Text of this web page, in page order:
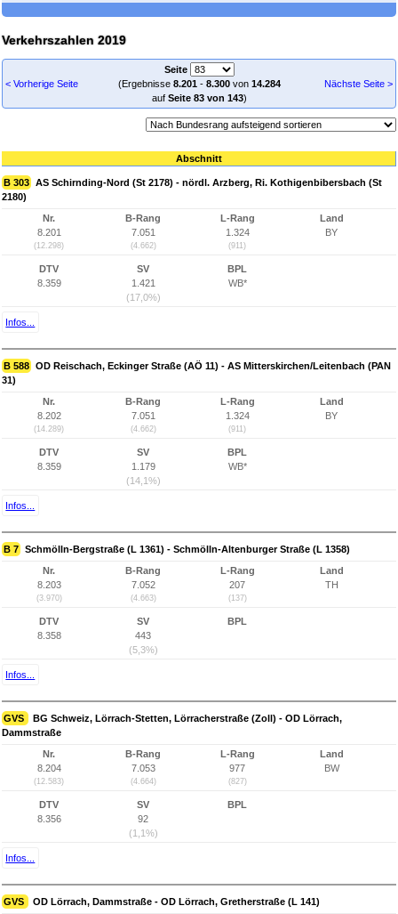
Verkehrszahlen 2019
< Vorherige Seite
Seite
(Ergebnisse 8.201- 8.300von 14.284
auf Seite 83 von 143)
Nächste Seite >
Abschnitt
B 303 AS Schirnding-Nord (St 2178) - nördl. Arzberg, Ri. Kothigenbibersbach (St
2180)
Nr.
8.201
(12.298)
B-Rang
7.051
(4.662)
L-Rang
1.324
(911)
Land
BY
DTV
8.359
SV
1.421
(17,0%)
BPL
WB*
Infos...
B 588 OD Reischach, Eckinger Straße (AÖ 11) - AS Mitterskirchen/Leitenbach (PAN
31)
Nr.
8.202
(14.289)
B-Rang
7.051
(4.662)
L-Rang
1.324
(911)
Land
BY
DTV
8.359
SV
1.179
(14,1%)
BPL
WB*
Infos...
B 7 Schmölln-Bergstraße (L 1361) - Schmölln-Altenburger Straße (L 1358)
Nr.
8.203
(3.970)
B-Rang
7.052
(4.663)
L-Rang
207
(137)
Land
TH
DTV
8.358
SV
443
(5,3%)
BPL
Infos...
GVS
BG Schweiz, Lörrach-Stetten, Lörracherstraße (Zoll) - OD Lörrach,
Dammstraße
Nr.
8.204
(12.583)
B-Rang
7.053
(4.664)
L-Rang
977
(827)
Land
BW
DTV
8.356
SV
92
(1,1%)
BPL
Infos...
GVS OD Lörrach, Dammstraße - OD Lörrach, Gretherstraße (L 141)